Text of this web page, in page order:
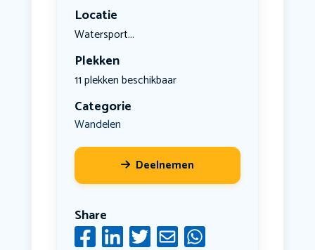
Locatie
Watersport...
Plekken
11 plekken beschikbaar
Categorie
Wandelen
Deelnemen
Share